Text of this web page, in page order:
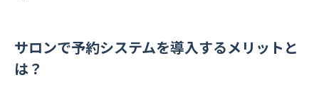
サロンで予約システムを導入するメリットと
は？